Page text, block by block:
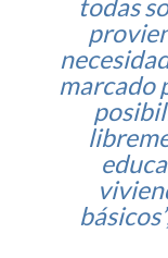
todas
marcado